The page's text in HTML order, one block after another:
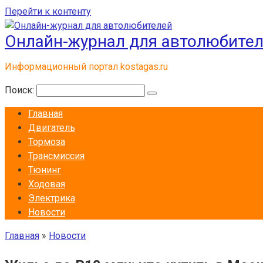
Перейти к контенту
Онлайн-журнал для
Информационный портал kostagas.ru
Поиск:
Главная
Двигатель
Тормоза
Трансмиссия
Тюнинг
Ходовая
Электрика
Новости
Главная » Новости